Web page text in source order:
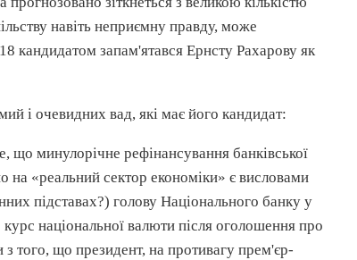
навіть неприємну правду, може
кандидатом запам'ятався ЕрнстуРахарову як
і очевидних вад, які має його кандидат:
що минулорічнерефінансування банківської
на «реальний сектор економіки» є висловами
підставах?) головуНаціонального банку у
курснаціональної валюти після оголошення про
з того, що президент, на противагупрем'єр-